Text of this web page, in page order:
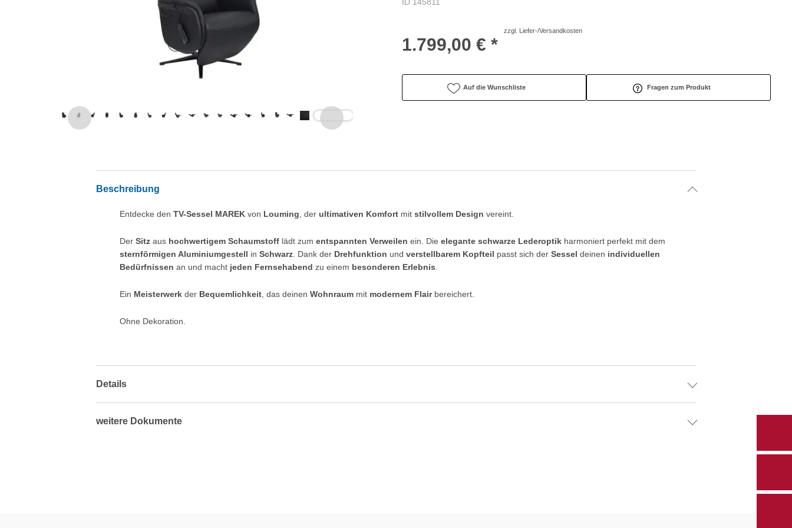
1.799,00 € *
zzgl. Liefer-/Versandkosten
Auf die Wunschliste Fragen zum Produkt
Beschreibung
Entdecke denTV-Sessel MAREK von Louming , der ultimativen Komfort mitstilvollem Design vereint.
DerSitzaus hochwertigem Schaumstoff lädt zumentspannten Verweilen ein. Dieelegante schwarze Lederoptik harmoniert perfekt mit dem
sternförmigen Aluminiumgestell inSchwarz . Dank der Drehfunktion undverstellbarem Kopfteil passt sich derSessel deinen individuellen
Bedürfnissen an und macht jeden Fernsehabend zu einem besonderen Erlebnis
Ein Meisterwerkder Bequemlichkeit , das deinenWohnraum mit modernem Flairbereichert.
Ohne Dekoration.
Details
weitere Dokumente